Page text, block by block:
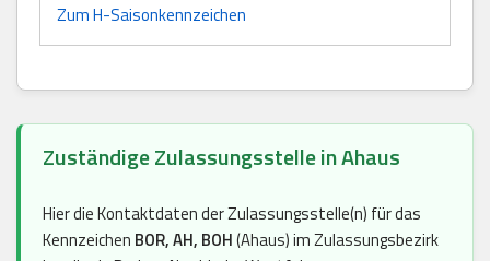
Zum H-Saisonkennzeichen
Zuständige Zulassungsstelle in Ahaus
Hier die Kontaktdaten der Zulassungsstelle(n) für das
Kennzeichen BOR, AH, BOH(Ahaus) im Zulassungsbezirk